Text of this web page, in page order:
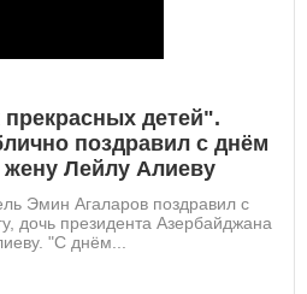
детей".
поздравил с днём
Лейлу Алиеву
Эмин Агаларов поздравил с
дочь президента Азербайджана
"С днём...